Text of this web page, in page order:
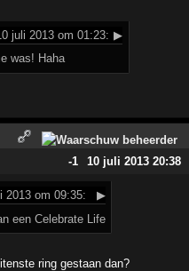
juli 2013 om 01:23: ▶
was! Haha
-1
10 juli 2013 20:38
2013 om 09:35:
▶
een Celebrate Life
ring gestaan dan?